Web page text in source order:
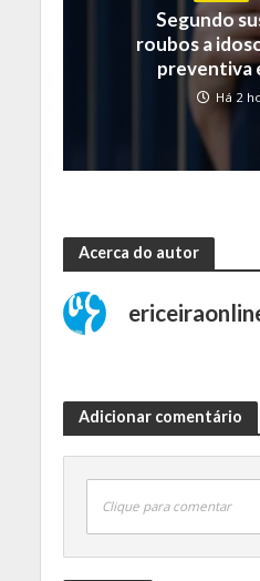
Segundo
roubos a
preventiva
Há 2
Acerca do autor
Adicionar comentário
Clique para comentar